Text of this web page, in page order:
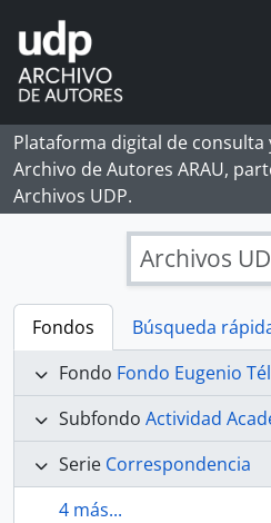
Skip to main content
Plataforma digital de consulta
Archivo de Autores ARAU,
Archivos UDP.
Archivos
Fondos
Búsqueda
Fondo Fondo Eugenio
Subfondo Actividad
Serie Correspondencia
4 más...